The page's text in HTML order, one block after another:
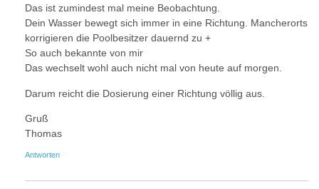
Das ist zumindest mal meine Beobachtung.
Dein Wasser bewegt sich immer in eine Richtung. Mancherorts
korrigieren die Poolbesitzer dauernd zu +
So auch bekannte von mir
Das wechselt wohl auch nicht mal von heute auf morgen.
Darum reicht die Dosierung einer Richtung völlig aus.
Gruß
Thomas
Antworten